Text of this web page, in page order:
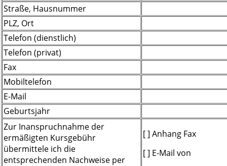
Straße, Hausnummer
PLZ, Ort
Telefon (dienstlich)
Telefon (privat)
Fax
Mobiltelefon
E-Mail
Geburtsjahr
Zur Inanspruchnahme der
ermäßigten Kursgebühr
übermittele ich die
entsprechenden Nachweise per
[ ] Anhang Fax
[ ] E-Mail von